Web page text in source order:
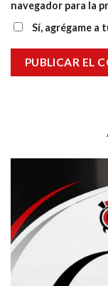
navegador para la
Sí, agrégame a